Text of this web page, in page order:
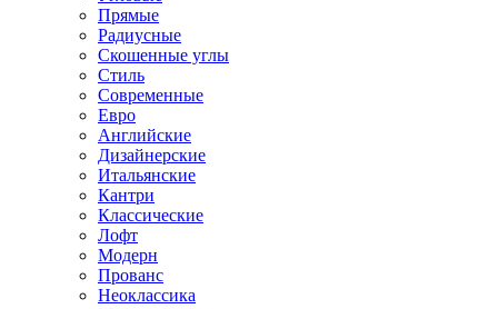
Прямые
Радиусные
Скошенные углы
Стиль
Современные
Евро
Английские
Дизайнерские
Итальянские
Кантри
Классические
Лофт
Модерн
Прованс
Неоклассика